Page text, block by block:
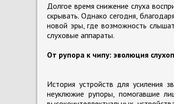
Долгое время снижение слуха
скрывать. Однако сегодня,
новой эры, где возможность
слуховые аппараты.
От рупора к чипу: эволюция
История устройств для усиления
неуклюжие рупоры, помогавшие